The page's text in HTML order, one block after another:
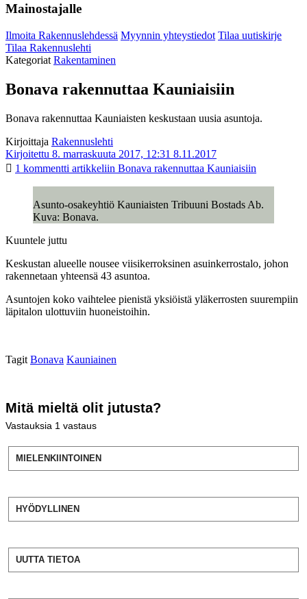
Mainostajalle
Ilmoita Rakennuslehdessä Myynnin yhteystiedot Tilaa uutiskirje
Tilaa Rakennuslehti
Kategoriat Rakentaminen
Bonava rakennuttaa Kauniaisiin
Bonava rakennuttaa Kauniaisten keskustaan uusia asuntoja.
Kirjoittaja Rakennuslehti
Kirjoitettu 8. marraskuuta 2017, 12:31 8.11.2017
1 kommentti artikkeliin Bonava rakennuttaa Kauniaisiin
Asunto-osakeyhtiö Kauniaisten Tribuuni Bostads Ab.
Kuva: Bonava.
Kuuntele juttu
Keskustan alueelle nousee viisikerroksinen asuinkerrostalo, johon
rakennetaan yhteensä 43 asuntoa.
Asuntojen koko vaihtelee pienistä yksiöistä yläkerrosten suurempiin
läpitalon ulottuviin huoneistoihin.
Tagit Bonava Kauniainen
Mitä mieltä olit jutusta?
Vastauksia 1 vastaus
MIELENKIINTOINEN
HYÖDYLLINEN
UUTTA TIETOA